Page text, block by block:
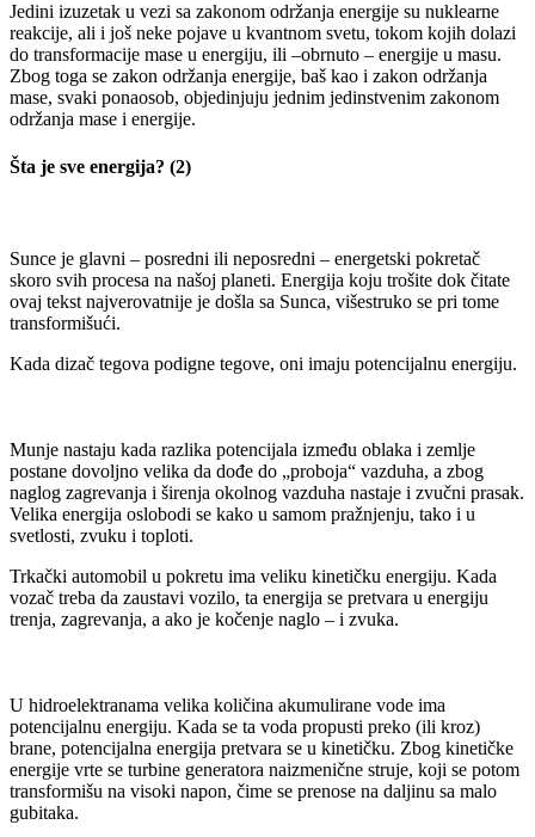
Jedini izuzetak u vezi sa zakonom održanja energije su nuklearne
reakcije, ali i još neke pojave u kvantnom svetu, tokom kojih dolazi
do transformacije mase u energiju, ili –obrnuto – energije u masu.
Zbog toga se zakon održanja energije, baš kao i zakon održanja
mase, svaki ponaosob, objedinjuju jednim jedinstvenim zakonom
održanja mase i energije.
Šta je sve energija? (2)
Sunce je glavni – posredni ili neposredni – energetski pokretač
skoro svih procesa na našoj planeti. Energija koju trošite dok čitate
ovaj tekst najverovatnije je došla sa Sunca, višestruko se pri tome
transformišući.
Kada dizač tegova podigne tegove, oni imaju potencijalnu energiju.
Munje nastaju kada razlika potencijala između oblaka i zemlje
postane dovoljno velika da dođe do „proboja“ vazduha, a zbog
naglog zagrevanja i širenja okolnog vazduha nastaje i zvučni prasak.
Velika energija oslobodi se kako u samom pražnjenju, tako i u
svetlosti, zvuku i toploti.
Trkački automobil u pokretu ima veliku kinetičku energiju. Kada
vozač treba da zaustavi vozilo, ta energija se pretvara u energiju
trenja, zagrevanja, a ako je kočenje naglo – i zvuka.
U hidroelektranama velika količina akumulirane vode ima
potencijalnu energiju. Kada se ta voda propusti preko (ili kroz)
brane, potencijalna energija pretvara se u kinetičku. Zbog kinetičke
energije vrte se turbine generatora naizmenične struje, koji se potom
transformišu na visoki napon, čime se prenose na daljinu sa malo
gubitaka.